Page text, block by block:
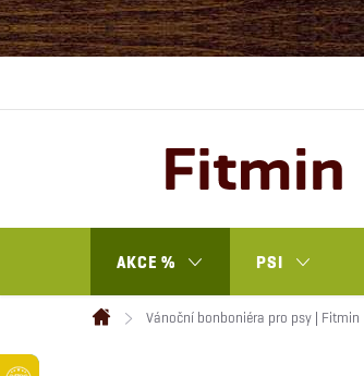
Přejít
na
obsah
AKCE % PSI
Domů
Vánoční bonboniéra pro psy | Fitmin